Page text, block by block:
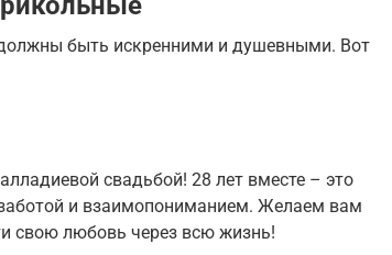
быть искренними и душевными. Вот
свадьбой! 28 лет вместе – это
и взаимопониманием. Желаем вам
свою любовь через всю жизнь!